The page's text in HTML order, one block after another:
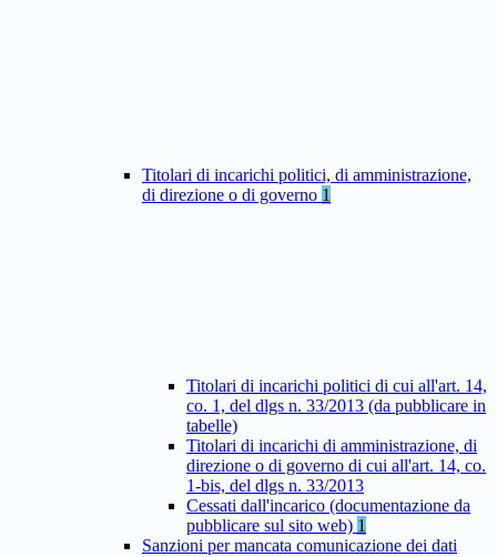
Titolari di incarichi politici, di amministrazione,
di direzione o di governo 1
Titolari di incarichi politici di cui all'art. 14,
co. 1, del dlgs n. 33/2013 (da pubblicare in
tabelle)
Titolari di incarichi di amministrazione, di
direzione o di governo di cui all'art. 14, co.
1-bis, del dlgs n. 33/2013
Cessati dall'incarico (documentazione da
pubblicare sul sito web) 1
Sanzioni per mancata comunicazione dei dati